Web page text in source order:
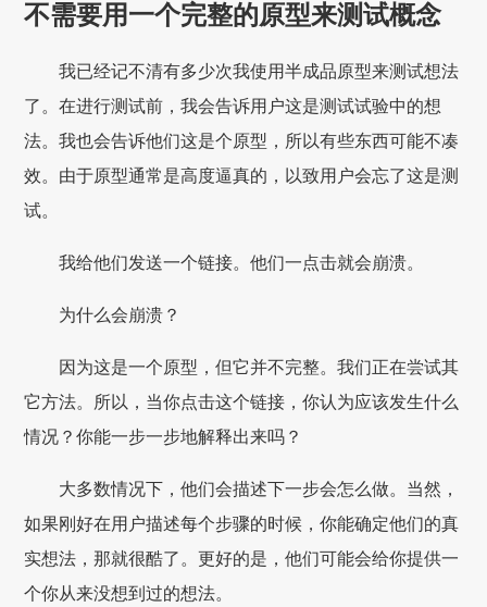
不需要用一个完整的原型来测试概念
我已经记不清有多少次我使用半成品原型来测试想法
了。在进行测试前，我会告诉用户这是测试试验中的想
法。我也会告诉他们这是个原型，所以有些东西可能不凑
效。由于原型通常是高度逼真的，以致用户会忘了这是测
试。
我给他们发送一个链接。他们一点击就会崩溃。
为什么会崩溃？
因为这是一个原型，但它并不完整。我们正在尝试其
它方法。所以，当你点击这个链接，你认为应该发生什么
情况？你能一步一步地解释出来吗？
大多数情况下，他们会描述下一步会怎么做。当然，
如果刚好在用户描述每个步骤的时候，你能确定他们的真
实想法，那就很酷了。更好的是，他们可能会给你提供一
个你从来没想到过的想法。